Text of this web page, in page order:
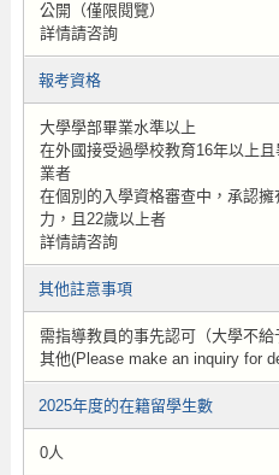
公開（僅限閱覽）
詳情請咨詢
報考資格
大學學部畢業水準以上
在外國接受過學校教育16年以上
業者
在個別的入學資格審查中，承認
力，且22歲以上者
詳情請咨詢
其他註意事項
需指導教員的事先認可（大學不給
其他(Please make an inquiry for
2025年度的在籍留學生數
0人